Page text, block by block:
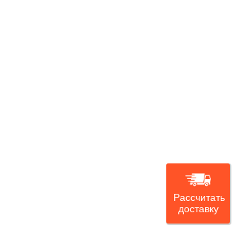
Рассчитать
доставку